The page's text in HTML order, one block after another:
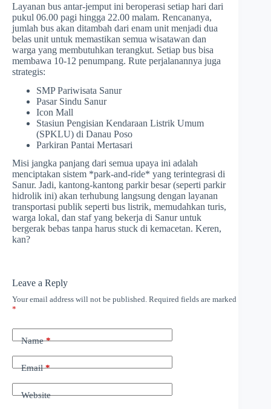
Layanan bus antar-jemput ini beroperasi setiap hari dari
pukul 06.00 pagi hingga 22.00 malam. Rencananya,
jumlah bus akan ditambah dari enam unit menjadi dua
belas unit untuk memastikan semua wisatawan dan
warga yang membutuhkan terangkut. Setiap bus bisa
membawa 10-12 penumpang. Rute perjalanannya juga
strategis:
SMP Pariwisata Sanur
Pasar Sindu Sanur
Icon Mall
Stasiun Pengisian Kendaraan Listrik Umum
(SPKLU) di Danau Poso
Parkiran Pantai Mertasari
Misi jangka panjang dari semua upaya ini adalah
menciptakan sistem *park-and-ride* yang terintegrasi di
Sanur. Jadi, kantong-kantong parkir besar (seperti parkir
hidrolik ini) akan terhubung langsung dengan layanan
transportasi publik seperti bus listrik, memudahkan turis,
warga lokal, dan staf yang bekerja di Sanur untuk
bergerak bebas tanpa harus stuck di kemacetan. Keren,
kan?
Leave a Reply
Your email address will not be published. Required fields are marked
*
Name*
Email*
Website